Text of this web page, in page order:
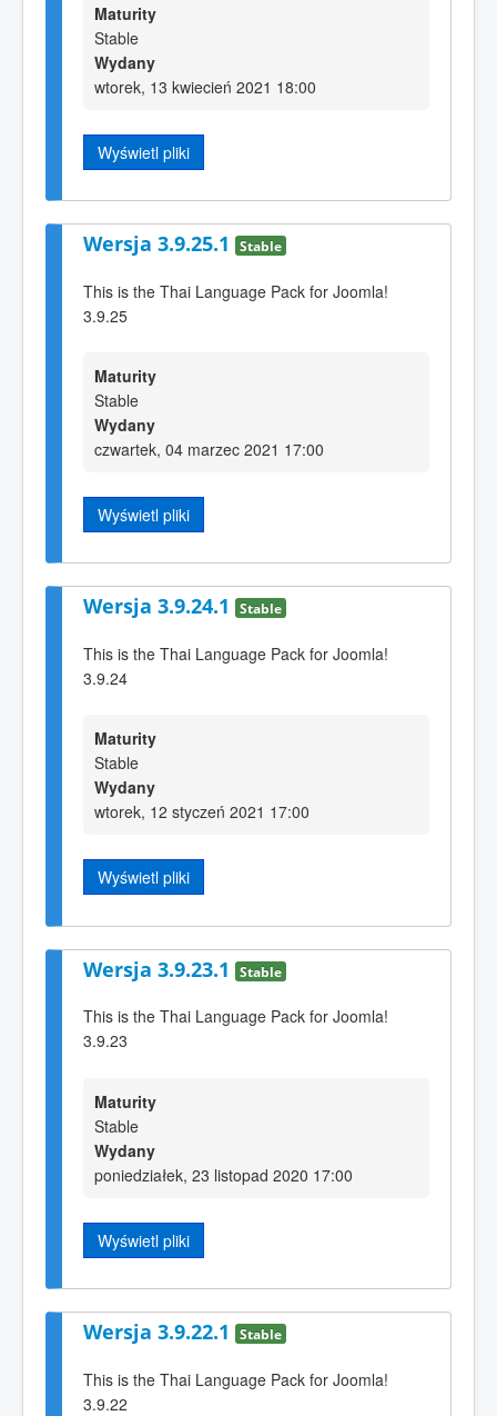
Maturity
Stable
Wydany
wtorek, 13 kwiecień 2021 18:00
Wyświetl pliki
Wersja 3.9.25.1 Stable
This is the Thai Language Pack for Joomla!
3.9.25
Maturity
Stable
Wydany
czwartek, 04 marzec 2021 17:00
Wyświetl pliki
Wersja 3.9.24.1 Stable
This is the Thai Language Pack for Joomla!
3.9.24
Maturity
Stable
Wydany
wtorek, 12 styczeń 2021 17:00
Wyświetl pliki
Wersja 3.9.23.1 Stable
This is the Thai Language Pack for Joomla!
3.9.23
Maturity
Stable
Wydany
poniedziałek, 23 listopad 2020 17:00
Wyświetl pliki
Wersja 3.9.22.1 Stable
This is the Thai Language Pack for Joomla!
3.9.22